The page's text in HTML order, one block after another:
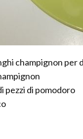
champignon
pezzi di pomodoro